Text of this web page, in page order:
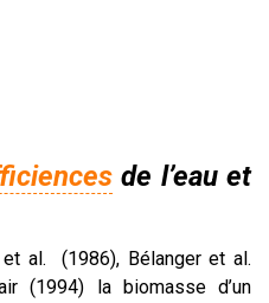
de l’eau et
al. (1986), Bélanger et al.
(1994) la biomasse d’un